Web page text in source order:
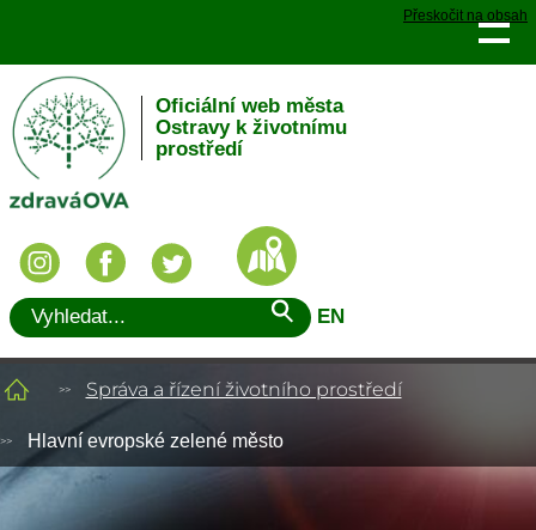
Přeskočit na obsah
Oficiální web města
Ostravy k životnímu
prostředí
EN
Správa a řízení životního prostředí
Hlavní evropské zelené město